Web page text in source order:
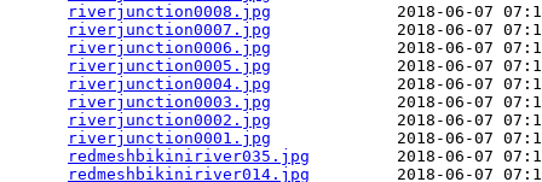
riverjunction0008.jpg
2018-06-07
riverjunction0007.jpg
2018-06-07
riverjunction0006.jpg
2018-06-07
riverjunction0005.jpg
2018-06-07
riverjunction0004.jpg
2018-06-07
riverjunction0003.jpg
2018-06-07
riverjunction0002.jpg
2018-06-07
riverjunction0001.jpg
2018-06-07
redmeshbikiniriver035.jpg
2018-06-07
redmeshbikiniriver014.jpg
2018-06-07